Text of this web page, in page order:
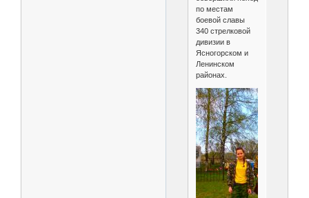
по местам
боевой славы
340 стрелковой
дивизии в
Ясногорском и
Ленинском
районах.